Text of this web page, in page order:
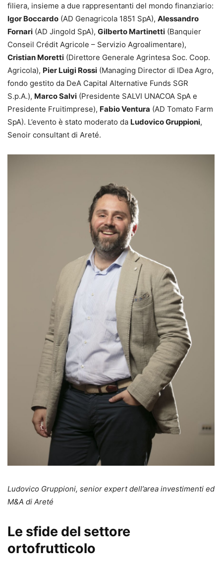
filiera, insieme a due rappresentanti del mondo finanziario:
Igor Boccardo (AD Genagricola 1851 SpA), Alessandro
Fornari (AD Jingold SpA), Gilberto Martinetti (Banquier
Conseil Crédit Agricole – Servizio Agroalimentare),
Cristian Moretti (Direttore Generale Agrintesa Soc. Coop.
Agricola), Pier Luigi Rossi (Managing Director di IDea Agro,
fondo gestito da DeA Capital Alternative Funds SGR
S.p.A.), Marco Salvi (Presidente SALVI UNACOA SpA e
Presidente Fruitimprese), Fabio Ventura (AD Tomato Farm
SpA). L’evento è stato moderato da Ludovico Gruppioni,
Senoir consultant di Areté.
Ludovico Gruppioni, senior expert dell’area investimenti ed
M&A di Areté
Le sfide del settore
ortofrutticolo